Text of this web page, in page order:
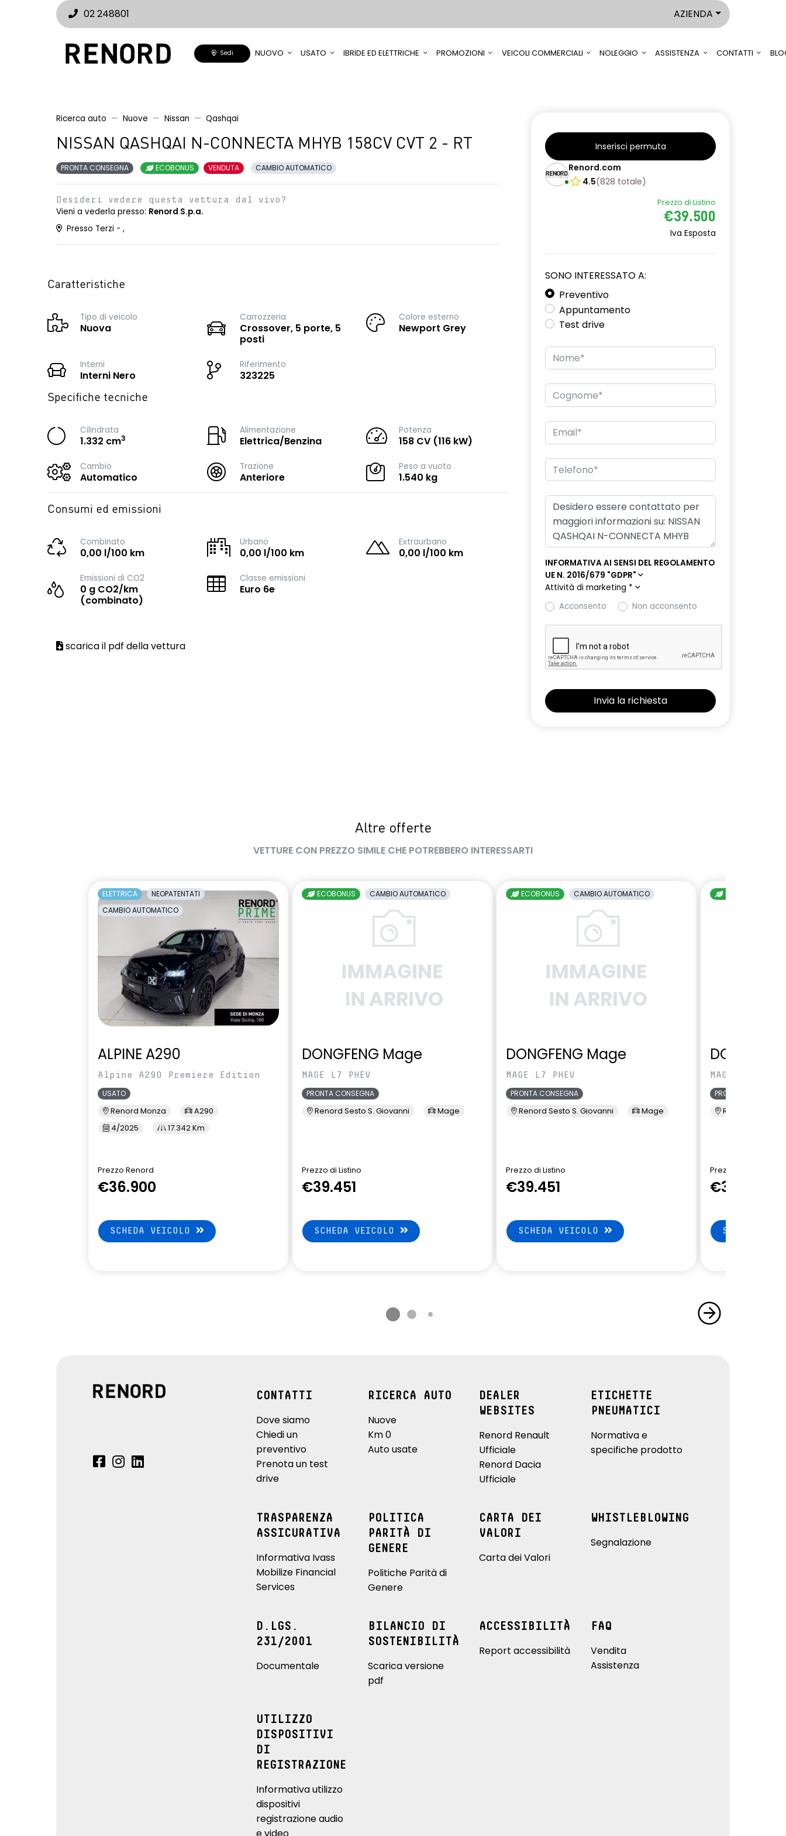
02 248801 AZIENDA
Sedi NUOVO USATO IBRIDE ED ELETTRICHE PROMOZIONI VEICOLI COMMERCIALI NOLEGGIO ASSISTENZA CONTATTI
Ricerca auto Nuove Nissan Qashqai
NISSAN QASHQAI N-CONNECTA MHYB 158CV CVT 2 - RT
PRONTA CONSEGNA ECOBONUS VENDUTA CAMBIO AUTOMATICO
Desideri vedere questa vettura dal vivo?
Vieni a vederla presso: Renord S.p.a.
Presso Terzi - ,
Caratteristiche
Tipo di veicolo
Nuova
Carrozzeria
Crossover, 5 porte, 5
posti
Colore esterno
Newport Grey
Interni
Interni Nero
Riferimento
323225
Specifiche tecniche
Cilindrata
1.332 cm3
Alimentazione
Elettrica/Benzina
Potenza
158 CV (116 kW)
Cambio
Automatico
Trazione
Anteriore
Peso a vuoto
1.540 kg
Consumi ed emissioni
Combinato
0,00 l/100 km
Urbano
0,00 l/100 km
Extraurbano
0,00 l/100 km
Emissioni di CO2
0 g CO2/km
(combinato)
Classe emissioni
Euro 6e
scarica il pdf della vettura
Inserisci permuta
Renord.com
4.5(828 totale)
Prezzo di Listino
€39.500
Iva Esposta
SONO INTERESSATO A:
Preventivo
Appuntamento
Test drive
INFORMATIVA AI SENSI DEL REGOLAMENTO
UE N. 2016/679 "GDPR"
Attività di marketing *
Acconsento
Non acconsento
Altre offerte
VETTURE CON PREZZO SIMILE CHE POTREBBERO INTERESSARTI
ELETTRICA
NEOPATENTATI
CAMBIO AUTOMATICO
ALPINE A290
Alpine A290 Premiere Edition
USATO
Renord Monza
A290
4/2025
17.342 Km
Prezzo Renord
€36.900
SCHEDA VEICOLO
ECOBONUS CAMBIO AUTOMATICO
DONGFENG Mage
MAGE L7 PHEV
PRONTA CONSEGNA
Renord Sesto S. Giovanni Mage
Prezzo di Listino
€39.451
SCHEDA VEICOLO
ECOBONUS CAMBIO AUTOMATICO
DONGFENG Mage
MAGE L7 PHEV
PRONTA CONSEGNA
Renord Sesto S. Giovanni Mage
Prezzo di Listino
€39.451
SCHEDA VEICOLO
ECOBONUS
MAGE L7 PHEV
PRONTA CONSEGNA
Renord Sesto S.
Prezzo di Listino
€39.451
SCHEDA
CONTATTI
Dove siamo
Chiedi un
preventivo
Prenota un test
drive
RICERCA AUTO
Nuove
Km 0
Auto usate
DEALER
WEBSITES
Renord Renault
Ufficiale
Renord Dacia
Ufficiale
ETICHETTE
PNEUMATICI
Normativa e
specifiche prodotto
TRASPARENZA
ASSICURATIVA
Informativa Ivass
Mobilize Financial
Services
POLITICA
PARITÀ DI
GENERE
Politiche Parità di
Genere
CARTA DEI
VALORI
Carta dei Valori
WHISTLEBLOWING
Segnalazione
D.LGS.
231/2001
Documentale
BILANCIO DI
SOSTENIBILITÀ
Scarica versione
pdf
ACCESSIBILITÀ
Report accessibilità
FAQ
Vendita
Assistenza
UTILIZZO
DISPOSITIVI
DI
REGISTRAZIONE
Informativa utilizzo
dispositivi
registrazione audio
e video